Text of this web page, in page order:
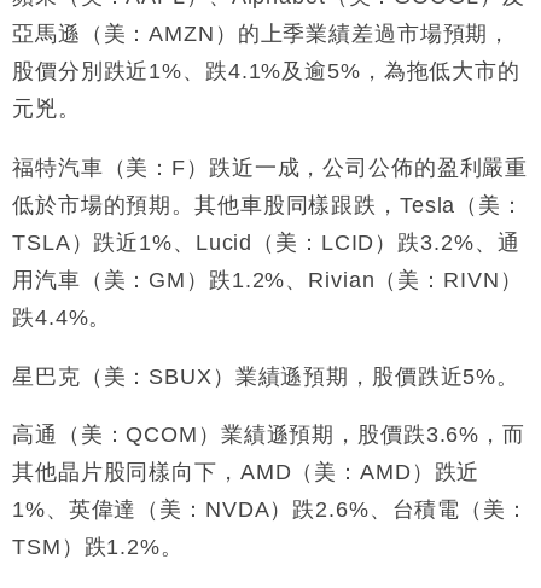
15:59
財經｜SA售股自救後再出手 斥4億美元押注未上市公
司
亞馬遜（美：AMZN）的上季業績差過市場預期，
股價分別跌近1%、跌4.1%及逾5%，為拖低大市的
元兇。
福特汽車（美：F）跌近一成，公司公佈的盈利嚴重
低於市場的預期。其他車股同樣跟跌，Tesla（美：
TSLA）跌近1%、Lucid（美：LCID）跌3.2%、通
用汽車（美：GM）跌1.2%、Rivian（美：RIVN）
跌4.4%。
星巴克（美：SBUX）業績遜預期，股價跌近5%。
高通（美：QCOM）業績遜預期，股價跌3.6%，而
其他晶片股同樣向下，AMD（美：AMD）跌近
1%、英偉達（美：NVDA）跌2.6%、台積電（美：
TSM）跌1.2%。